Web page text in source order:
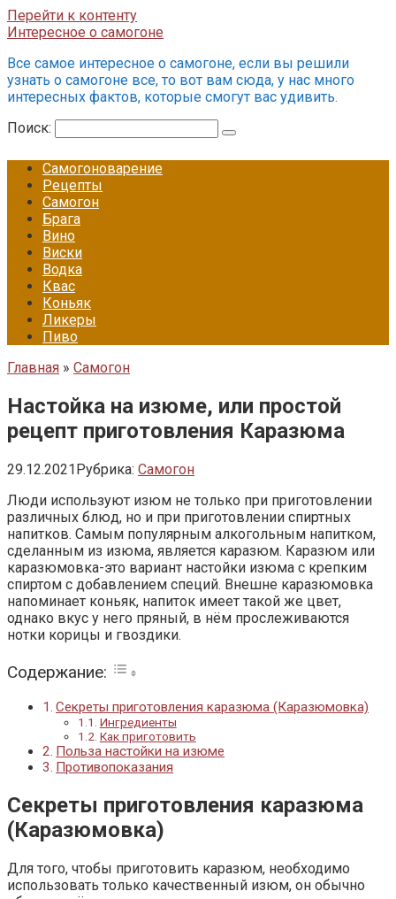
Перейти к контенту
Интересное о самогоне
Все самое интересное о самогоне, если вы решили
узнать о самогоне все, то вот вам сюда, у нас много
интересных фактов, которые смогут вас удивить.
Поиск:
Самогоноварение
Рецепты
Самогон
Брага
Вино
Виски
Водка
Квас
Коньяк
Ликеры
Пиво
Главная » Самогон
Настойка на изюме, или простой
рецепт приготовления Каразюма
29.12.2021Рубрика: Самогон
Люди используют изюм не только при приготовлении
различных блюд, но и при приготовлении спиртных
напитков. Самым популярным алкогольным напитком,
сделанным из изюма, является каразюм. Каразюм или
каразюмовка-это вариант настойки изюма с крепким
спиртом с добавлением специй. Внешне каразюмовка
напоминает коньяк, напиток имеет такой же цвет,
однако вкус у него пряный, в нём прослеживаются
нотки корицы и гвоздики.
Содержание:
Секреты приготовления каразюма (Каразюмовка)
Ингредиенты
Как приготовить
Польза настойки на изюме
Противопоказания
Секреты приготовления каразюма
(Каразюмовка)
Для того, чтобы приготовить каразюм, необходимо
использовать только качественный изюм, он обычно